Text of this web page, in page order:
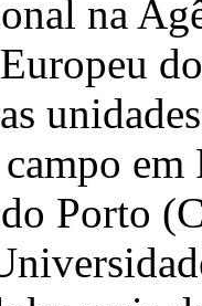
na
Porto